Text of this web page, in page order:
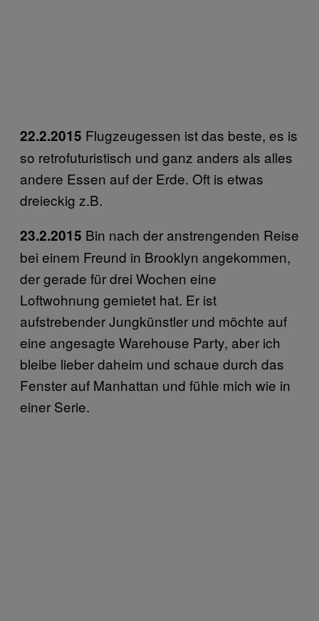
22.2.2015 Flugzeugessen ist das beste, es is
so retrofuturistisch und ganz anders als alles
andere Essen auf der Erde. Oft is etwas
dreieckig z.B.
23.2.2015 Bin nach der anstrengenden Reise
bei einem Freund in Brooklyn angekommen,
der gerade für drei Wochen eine
Loftwohnung gemietet hat. Er ist
aufstrebender Jungkünstler und möchte auf
eine angesagte Warehouse Party, aber ich
bleibe lieber daheim und schaue durch das
Fenster auf Manhattan und fühle mich wie in
einer Serie.